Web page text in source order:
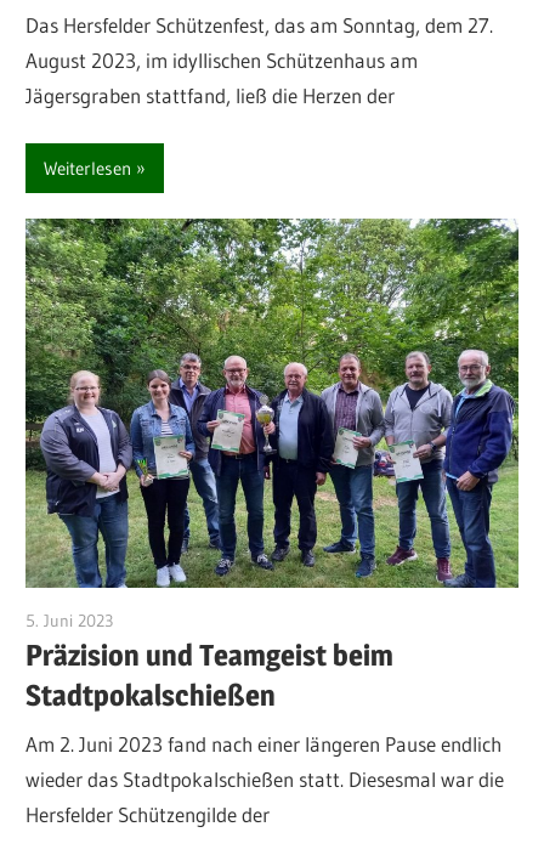
Das Hersfelder Schützenfest, das am Sonntag, dem 27.
August 2023, im idyllischen Schützenhaus am
Jägersgraben stattfand, ließ die Herzen der
Weiterlesen
5. Juni 2023
Präzision und Teamgeist beim
Stadtpokalschießen
Am 2. Juni 2023 fand nach einer längeren Pause endlich
wieder das Stadtpokalschießen statt. Diesesmal war die
Hersfelder Schützengilde der